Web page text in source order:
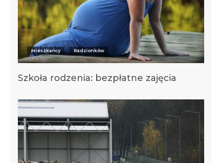
Mieszkańcy Radzionków
Szkoła rodzenia: bezpłatne zajęcia